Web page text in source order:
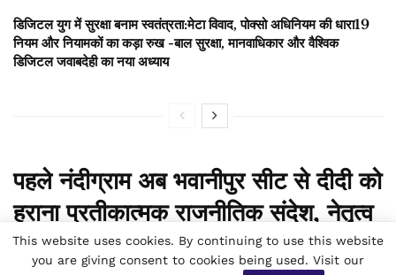
डिजिटल युग में सुरक्षा बनाम स्वतंत्रता:मेटा विवाद, पोक्सो अधिनियम की धारा19
नियम और नियामकों का कड़ा रुख -बाल सुरक्षा, मानवाधिकार और वैश्विक
डिजिटल जवाबदेही का नया अध्याय
पहले नंदीग्राम अब भवानीपुर सीट से दीदी को
हराना प्रतीकात्मक राजनीतिक संदेश, नेतृत्व
परिवर्तन का संकेत- बंगाल की जनता ने राज्य
This website uses cookies. By continuing to use this website
you are giving consent to cookies being used. Visit our